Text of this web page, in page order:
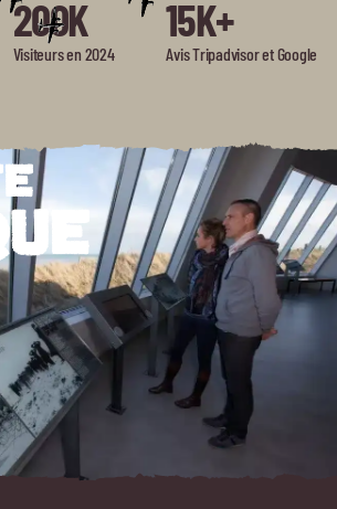
200K
Visiteurs en 2024
15K+
Avis Tripadvisor et Google